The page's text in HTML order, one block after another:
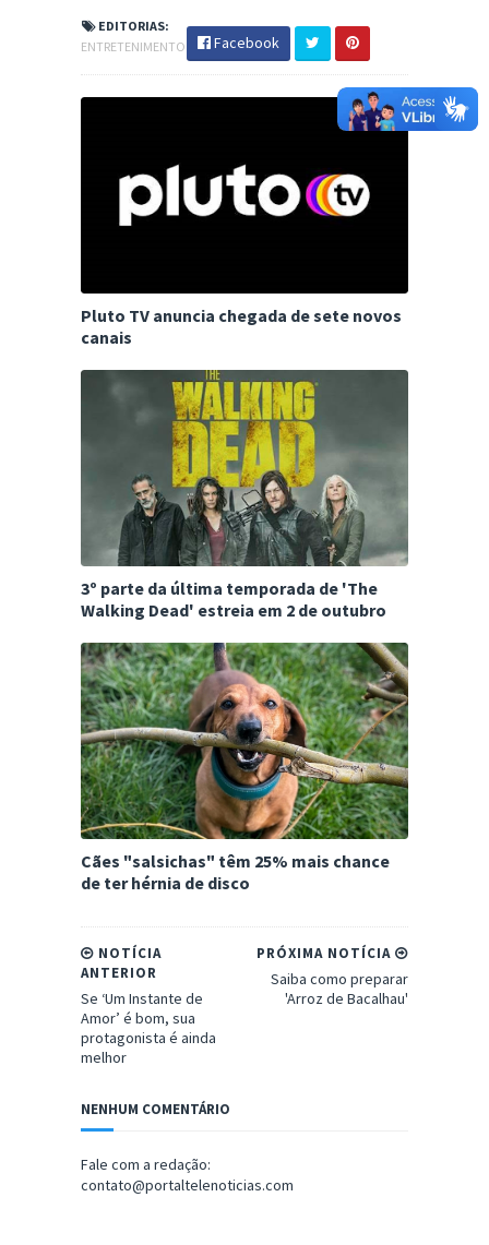
EDITORIAS:
ENTRETENIMENTO
Facebook
Pluto TV anuncia chegada de sete novos
canais
3º parte da última temporada de 'The
Walking Dead' estreia em 2 de outubro
Cães "salsichas" têm 25% mais chance
de ter hérnia de disco
PRÓXIMA NOTÍCIA
Saiba como preparar
'Arroz de Bacalhau'
NOTÍCIA
ANTERIOR
Se ‘Um Instante de
Amor’ é bom, sua
protagonista é ainda
melhor
NENHUM COMENTÁRIO
Fale com a redação:
contato@portaltelenoticias.com